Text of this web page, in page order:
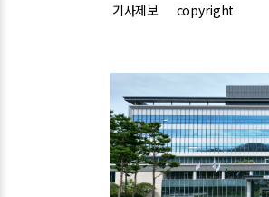
기사제보 copyright
관련기사